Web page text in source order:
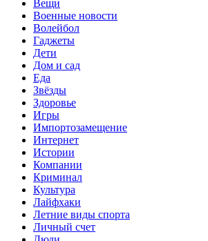
Вещи
Военные новости
Волейбол
Гаджеты
Дети
Дом и сад
Еда
Звёзды
Здоровье
Игры
Импортозамещение
Интернет
Истории
Компании
Криминал
Культура
Лайфхаки
Летние виды спорта
Личный счет